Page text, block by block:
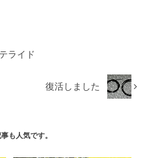
ライド
復活しました
も人気です。